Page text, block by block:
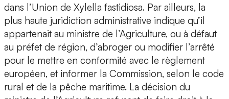
dans l’Union de Xylella fastidiosa. Par ailleurs, la
plus haute juridiction administrative indique qu’il
appartenait au ministre de l’Agriculture, ou à défaut
au préfet de région, d’abroger ou modifier l’arrêté
pour le mettre en conformité avec le règlement
européen, et informer la Commission, selon le code
rural et de la pêche maritime. La décision du